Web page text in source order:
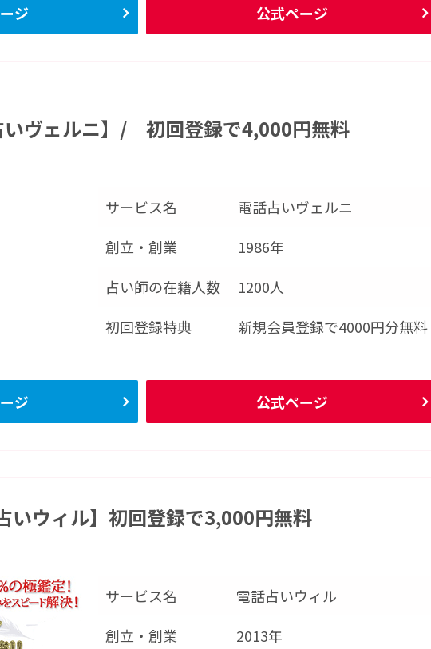
ジ 公式ページ
いヴェルニ】/ 初回登録で4,000円無料
サービス名
電話占いヴェルニ
創立・創業
1986年
占い師の在籍人数
1200人
初回登録特典
新規会員登録で4000円分無料
ジ 公式ページ
いウィル】初回登録で3,000円無料
サービス名
電話占いウィル
創立・創業
2013年